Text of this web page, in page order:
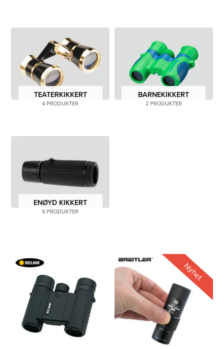
TEATERKIKKERT
4 PRODUKTER
BARNEKIKKERT
2 PRODUKTER
ENØYD KIKKERT
6 PRODUKTER
Nyhet